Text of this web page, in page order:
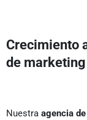
Crecimiento
de
Nuestra agencia